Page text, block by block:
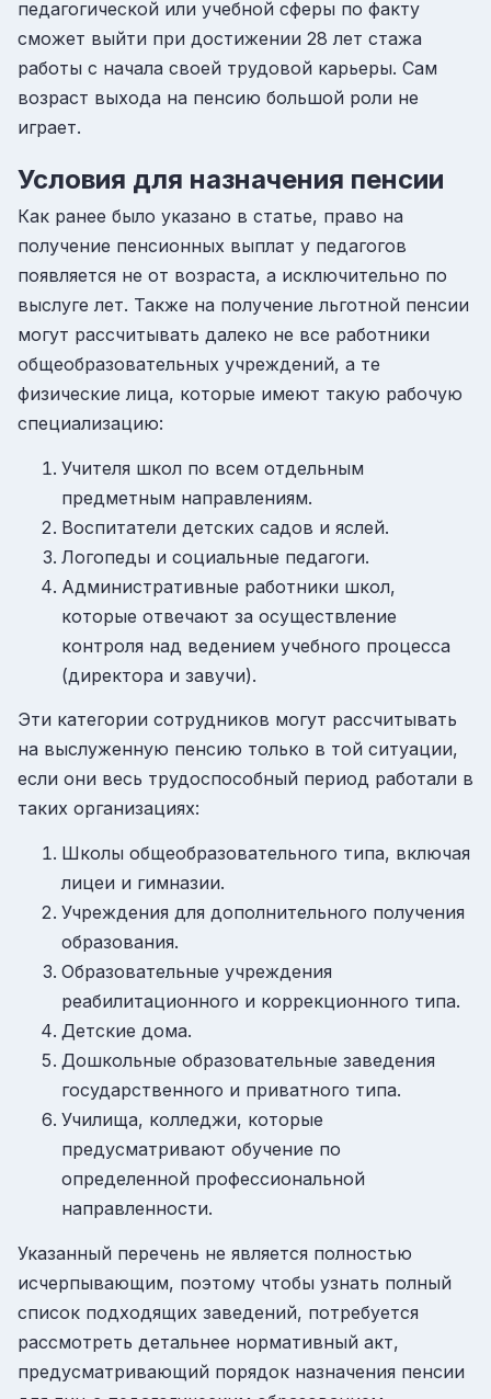
педагогической или учебной сферы по факту
сможет выйти при достижении 28 лет стажа
работы с начала своей трудовой карьеры. Сам
возраст выхода на пенсию большой роли не
играет.
Условия для назначения пенсии
Как ранее было указано в статье, право на
получение пенсионных выплат у педагогов
появляется не от возраста, а исключительно по
выслуге лет. Также на получение льготной пенсии
могут рассчитывать далеко не все работники
общеобразовательных учреждений, а те
физические лица, которые имеют такую рабочую
специализацию:
Учителя школ по всем отдельным
предметным направлениям.
Воспитатели детских садов и яслей.
Логопеды и социальные педагоги.
Административные работники школ,
которые отвечают за осуществление
контроля над ведением учебного процесса
(директора и завучи).
Эти категории сотрудников могут рассчитывать
на выслуженную пенсию только в той ситуации,
если они весь трудоспособный период работали в
таких организациях:
Школы общеобразовательного типа, включая
лицеи и гимназии.
Учреждения для дополнительного получения
образования.
Образовательные учреждения
реабилитационного и коррекционного типа.
Детские дома.
Дошкольные образовательные заведения
государственного и приватного типа.
Училища, колледжи, которые
предусматривают обучение по
определенной профессиональной
направленности.
Указанный перечень не является полностью
исчерпывающим, поэтому чтобы узнать полный
список подходящих заведений, потребуется
рассмотреть детальнее нормативный акт,
предусматривающий порядок назначения пенсии